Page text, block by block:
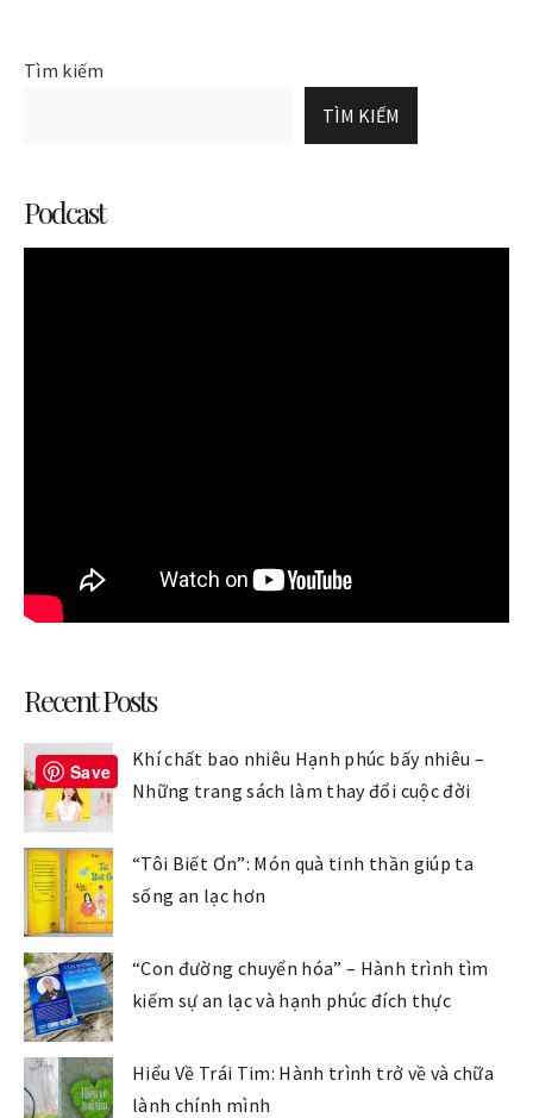
Tìm kiếm
TÌM KIẾM
Podcast
Recent Posts
Khí chất bao nhiêu Hạnh phúc bấy nhiêu –
Những trang sách làm thay đổi cuộc đời
“Tôi Biết Ơn”: Món quà tinh thần giúp ta
sống an lạc hơn
“Con đường chuyển hóa” – Hành trình tìm
kiếm sự an lạc và hạnh phúc đích thực
Hiểu Về Trái Tim: Hành trình trở về và chữa
lành chính mình
Save